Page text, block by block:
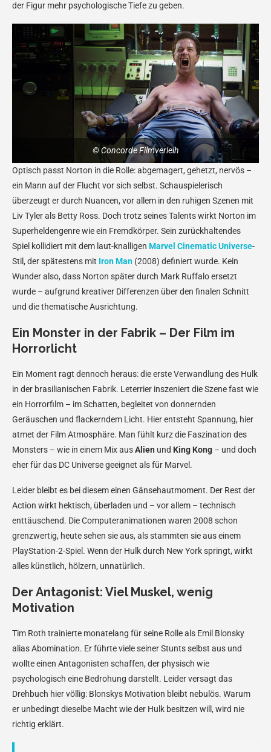
der Figur mehr psychologische Tiefe zu geben.
© Concorde Filmverleih
Optisch passt Norton in die Rolle: abgemagert, gehetzt, nervös –
ein Mann auf der Flucht vor sich selbst. Schauspielerisch
überzeugt er durch Nuancen, vor allem in den ruhigen Szenen mit
Liv Tyler als Betty Ross. Doch trotz seines Talents wirkt Norton im
Superheldengenre wie ein Fremdkörper. Sein zurückhaltendes
Spiel kollidiert mit dem laut-knalligen Marvel Cinematic Universe-
Stil, der spätestens mit Iron Man (2008) definiert wurde. Kein
Wunder also, dass Norton später durch Mark Ruffalo ersetzt
wurde – aufgrund kreativer Differenzen über den finalen Schnitt
und die thematische Ausrichtung.
Ein Monster in der Fabrik – Der Film im
Horrorlicht
Ein Moment ragt dennoch heraus: die erste Verwandlung des Hulk
in der brasilianischen Fabrik. Leterrier inszeniert die Szene fast wie
ein Horrorfilm – im Schatten, begleitet von donnernden
Geräuschen und flackerndem Licht. Hier entsteht Spannung, hier
atmet der Film Atmosphäre. Man fühlt kurz die Faszination des
Monsters – wie in einem Mix ausAlien und King Kong – und doch
eher für das DC Universe geeignet als für Marvel.
Leider bleibt es bei diesem einen Gänsehautmoment. Der Rest der
Action wirkt hektisch, überladen und – vor allem – technisch
enttäuschend. Die Computeranimationen waren 2008 schon
grenzwertig, heute sehen sie aus, als stammten sie aus einem
PlayStation-2-Spiel. Wenn der Hulk durch New York springt, wirkt
alles künstlich, hölzern, unnatürlich.
Der Antagonist: Viel Muskel, wenig
Motivation
Tim Roth trainierte monatelang für seine Rolle als Emil Blonsky
alias Abomination. Er führte viele seiner Stunts selbst aus und
wollte einen Antagonisten schaffen, der physisch wie
psychologisch eine Bedrohung darstellt. Leider versagt das
Drehbuch hier völlig: Blonskys Motivation bleibt nebulös. Warum
er unbedingt dieselbe Macht wie der Hulk besitzen will, wird nie
richtig erklärt.